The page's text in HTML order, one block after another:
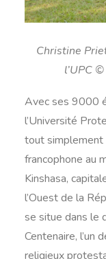
Christine
l’UPC
Avec ses 9000
l’Université
tout simplement
francophone au
Kinshasa,
l’Ouest de la
se situe dans le
Centenaire, l’un
religieux